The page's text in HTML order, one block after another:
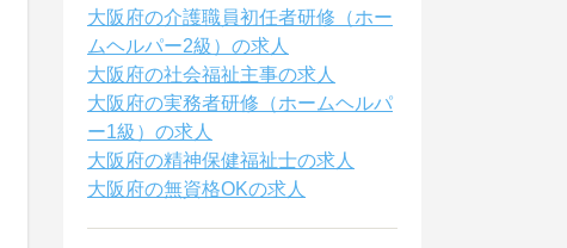
大阪府の介護職員初任者研修（ホー
ムヘルパー2級）の求人
大阪府の社会福祉主事の求人
大阪府の実務者研修（ホームヘルパ
ー1級）の求人
大阪府の精神保健福祉士の求人
大阪府の無資格OKの求人